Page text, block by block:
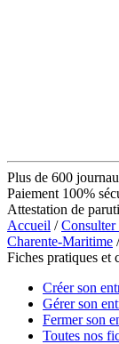
Plus de 600
Paiement 100%
Attestation de
Accueil /Consulter
Charente-Maritime
Fiches pratiques et
Créer son
Gérer son
Fermer son
Toutes nos